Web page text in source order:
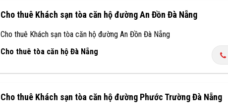
Cho thuê Khách sạn tòa căn hộ đường An Đồn Đà Nẵng
Cho thuê Khách sạn tòa căn hộ đường An Đồn Đà Nẵng
Cho thuê tòa căn hộ Đà Nẵng
Cho thuê Khách sạn tòa căn hộ đường Phước Trường Đà Nẵng